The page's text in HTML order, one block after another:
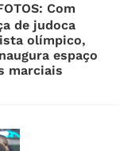
Com
de judoca
olímpico,
espaço
marciais